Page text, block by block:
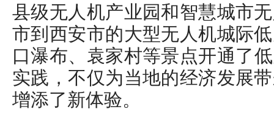
县级无人机产业园和智慧城市
市到西安市的大型无人机城际
口瀑布、袁家村等景点开通了
实践，不仅为当地的经济发展
增添了新体验。